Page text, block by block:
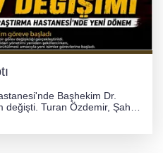
Başhekim Dr.
Turan Özdemir, Şahin